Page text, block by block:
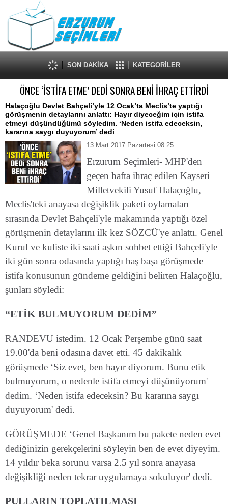
SON DAKİKA KATEGORİLER
ÖNCE ‘İSTİFA ETME’ DEDİ SONRA BENİ İHRAÇ ETTİRDİ
Halaçoğlu Devlet Bahçeli’yle 12 Ocak’ta Meclis’te yaptığı
görüşmenin detaylarını anlattı: Hayır diyeceğim için istifa
etmeyi düşündüğümü söyledim. ‘Neden istifa edeceksin,
kararına saygı duyuyorum’ dedi
13 Mart 2017 Pazartesi 08:25
Erzurum Seçimleri- MHP'den
geçen hafta ihraç edilen Kayseri
Milletvekili Yusuf Halaçoğlu,
Meclis'teki anayasa değişiklik paketi oylamaları
sırasında Devlet Bahçeli'yle makamında yaptığı özel
görüşmenin detaylarını ilk kez SÖZCÜ'ye anlattı. Genel
Kurul ve kuliste iki saati aşkın sohbet ettiği Bahçeli'yle
iki gün sonra odasında yaptığı baş başa görüşmede
istifa konusunun gündeme geldiğini belirten Halaçoğlu,
şunları söyledi:
“ETİK BULMUYORUM DEDİM”
RANDEVU istedim. 12 Ocak Perşembe günü saat
19.00'da beni odasına davet etti. 45 dakikalık
görüşmede ‘Siz evet, ben hayır diyorum. Bunu etik
bulmuyorum, o nedenle istifa etmeyi düşünüyorum'
dedim. ‘Neden istifa edeceksin? Bu kararına saygı
duyuyorum' dedi.
GÖRÜŞMEDE ‘Genel Başkanım bu pakete neden evet
dediğinizin gerekçelerini söyleyin ben de evet diyeyim.
14 yıldır beka sorunu varsa 2.5 yıl sonra anayasa
değişikliği neden tekrar uygulamaya sokuluyor' dedi.
PULLARIN TOPLATILMASI